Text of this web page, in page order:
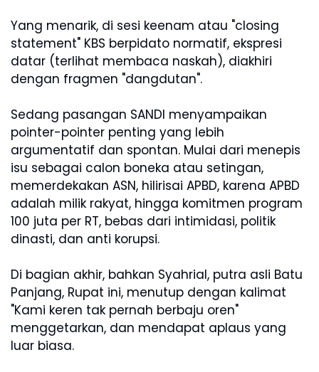
Yang menarik, di sesi keenam atau "closing
statement" KBS berpidato normatif, ekspresi
datar (terlihat membaca naskah), diakhiri
dengan fragmen "dangdutan".
Sedang pasangan SANDI menyampaikan
pointer-pointer penting yang lebih
argumentatif dan spontan. Mulai dari menepis
isu sebagai calon boneka atau setingan,
memerdekakan ASN, hilirisai APBD, karena APBD
adalah milik rakyat, hingga komitmen program
100 juta per RT, bebas dari intimidasi, politik
dinasti, dan anti korupsi.
Di bagian akhir, bahkan Syahrial, putra asli Batu
Panjang, Rupat ini, menutup dengan kalimat
"Kami keren tak pernah berbaju oren"
menggetarkan, dan mendapat aplaus yang
luar biasa.